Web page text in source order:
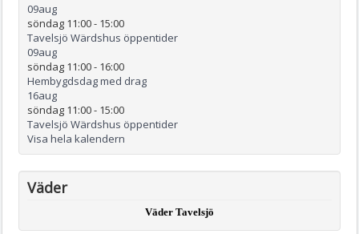
09aug
söndag 11:00- 15:00
Tavelsjö Wärdshus öppentider
09aug
söndag 11:00- 16:00
Hembygdsdag med drag
16aug
söndag 11:00- 15:00
Tavelsjö Wärdshus öppentider
Visa hela kalendern
Väder
Väder Tavelsjö